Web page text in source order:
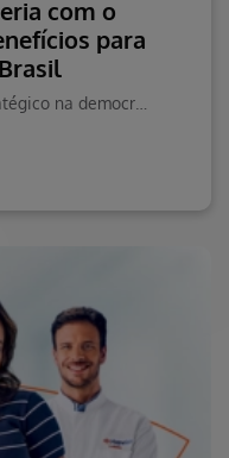
com o
para